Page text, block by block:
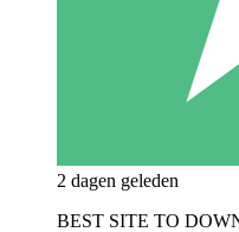
2 dagen geleden
BEST SITE TO